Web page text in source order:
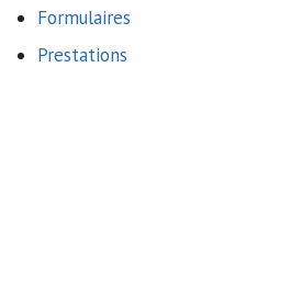
Formulaires
Prestations